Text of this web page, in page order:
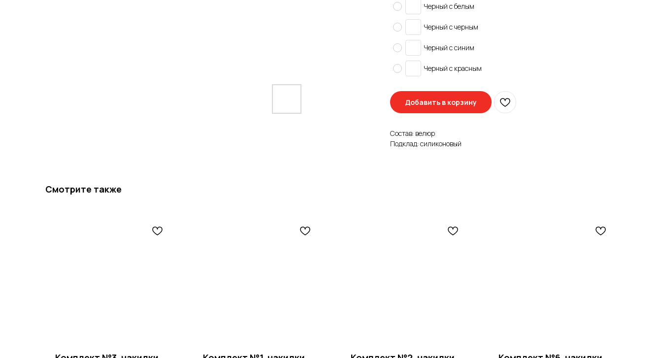
Черный с белым
Черный с черным
Черный с синим
Черный с красным
Добавить в корзину
Состав: велюр
Подклад: силиконовый
Смотрите также